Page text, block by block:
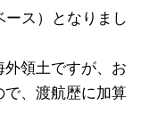
ース）となりまし
外領土ですが、お
で、渡航歴に加算